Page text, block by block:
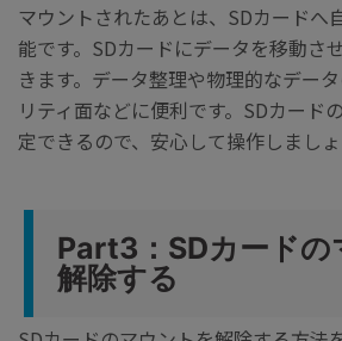
マウントされたあとは、SDカードへ
能です。SDカードにデータを移動さ
きます。データ整理や物理的なデー
リティ面などに便利です。SDカード
定できるので、安心して操作しましょ
Part3：SDカードの
解除する